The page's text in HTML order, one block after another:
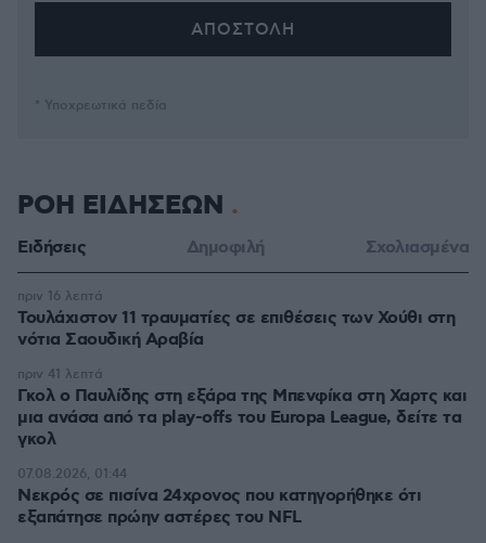
* Υποχρεωτικά πεδία
ΡΟΗ ΕΙΔΗΣΕΩΝ
Ειδήσεις Δημοφιλή Σχολιασμένα
Τουλάχιστον 11 τραυματίες σε επιθέσεις των Χούθι στη
νότια Σαουδική Αραβία
πριν 16 λεπτά
Γκολ ο Παυλίδης στη εξάρα της Μπενφίκα στη Χαρτς και
μια ανάσα από τα play-offs του Europa League, δείτε τα
γκολ
πριν 41 λεπτά
Νεκρός σε πισίνα 24χρονος που κατηγορήθηκε ότι
εξαπάτησε πρώην αστέρες του NFL
07.08.2026, 01:44